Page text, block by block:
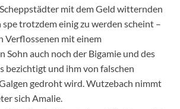
mit dem Geld witternden
spe trotzdem einig zu werden scheint –
Verflossenen mit einem
Sohn auch noch der Bigamie und des
bezichtigt und ihm von falschen
gedroht wird. Wutzebach nimmt
sich Amalie.